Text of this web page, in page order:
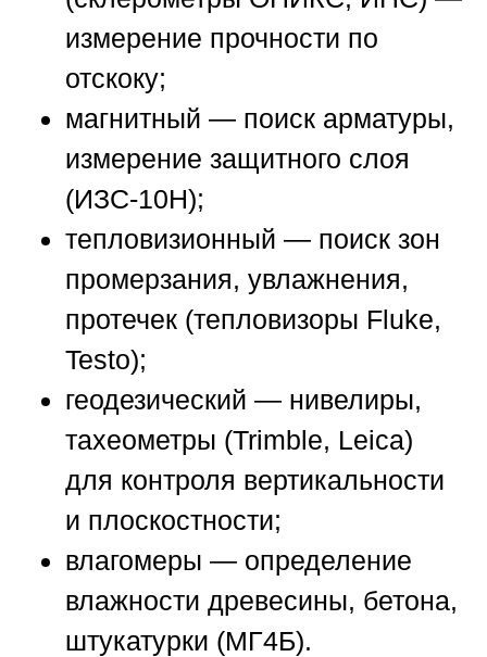
измерение прочности по
отскоку;
магнитный — поиск арматуры,
измерение защитного слоя
(ИЗС-10Н);
тепловизионный — поиск зон
промерзания, увлажнения,
протечек (тепловизоры Fluke,
Testo);
геодезический — нивелиры,
тахеометры (Trimble, Leica)
для контроля вертикальности
и плоскостности;
влагомеры — определение
влажности древесины, бетона,
штукатурки (МГ4Б).